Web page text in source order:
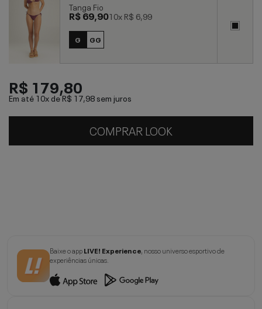
Tanga Fio
R$ 69,9010x R$ 6,99
G GG
R$ 179,80
Em até 10x deR$ 17,98 sem juros
COMPRAR LOOK
Baixe o appLIVE! Experience, nosso universo esportivo de
experiências únicas.